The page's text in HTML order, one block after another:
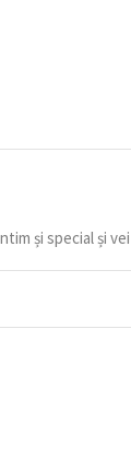
și special și vei